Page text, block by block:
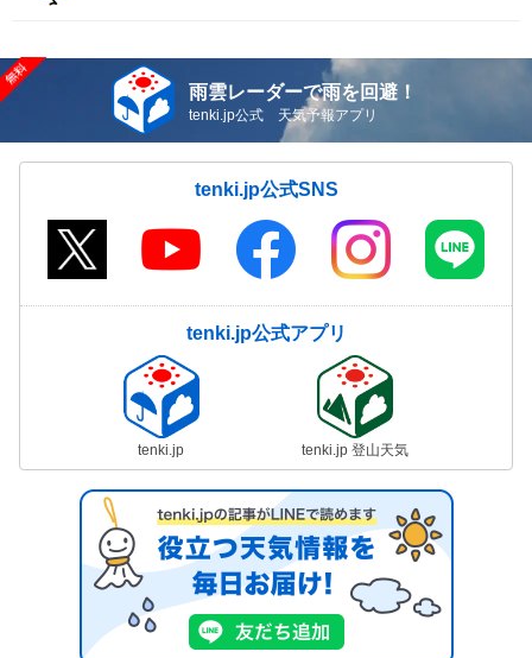
雨雲レーダーで雨を回避！
tenki.jp公式 天気予報アプリ
tenki.jp公式SNS
tenki.jp公式アプリ
tenki.jp tenki.jp 登山天気